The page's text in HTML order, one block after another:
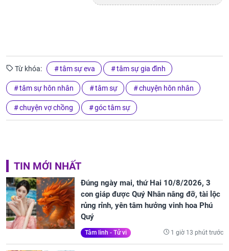
Từ khóa: tâm sự eva tâm sự gia đình
tâm sự hôn nhân tâm sự chuyện hôn nhân
chuyện vợ chồng góc tâm sự
TIN MỚI NHẤT
Đúng ngày mai, thứ Hai 10/8/2026, 3
con giáp được Quý Nhân nâng đỡ, tài lộc
rủng rỉnh, yên tâm hưởng vinh hoa Phú
Quý
Tâm linh - Tử vi 1 giờ 13 phút trước